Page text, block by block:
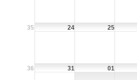
35 24 25
36 31 01